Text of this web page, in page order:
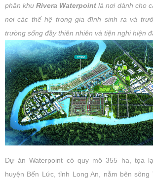
phân khuRivera Waterpoint là nơi dành cho
nơi các thế hệ trong gia đình sinh ra và
trường sống đầy thiên nhiên và tiện nghi hiện
Dự án Waterpoint có quy mô 355 ha, tọa
huyện Bến Lức, tỉnh Long An, nằm bên